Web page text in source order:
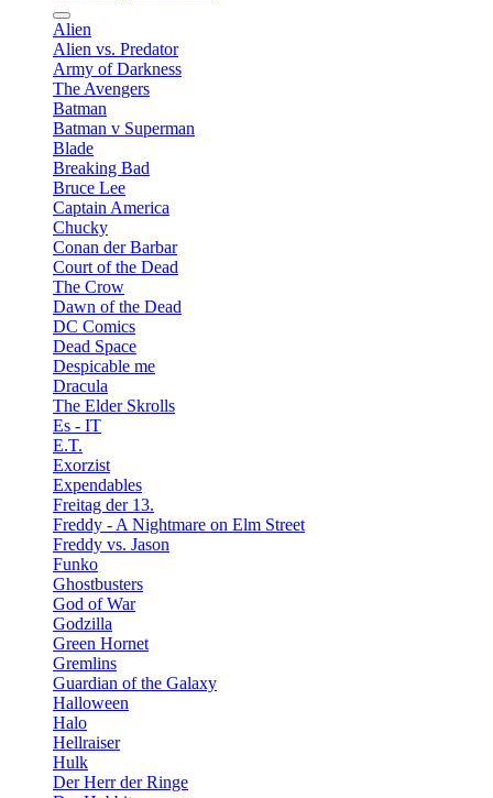
Alien
Alien vs. Predator
Army of Darkness
The Avengers
Batman
Batman v Superman
Blade
Breaking Bad
Bruce Lee
Captain America
Chucky
Conan der Barbar
Court of the Dead
The Crow
Dawn of the Dead
DC Comics
Dead Space
Despicable me
Dracula
The Elder Skrolls
Es - IT
E.T.
Exorzist
Expendables
Freitag der 13.
Freddy - A Nightmare on Elm Street
Freddy vs. Jason
Funko
Ghostbusters
God of War
Godzilla
Green Hornet
Gremlins
Guardian of the Galaxy
Halloween
Halo
Hellraiser
Hulk
Der Herr der Ringe